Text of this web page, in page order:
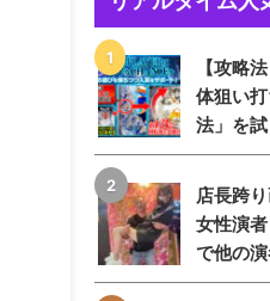
【攻略
体狙い
法」を
店長跨
女性演
で他の